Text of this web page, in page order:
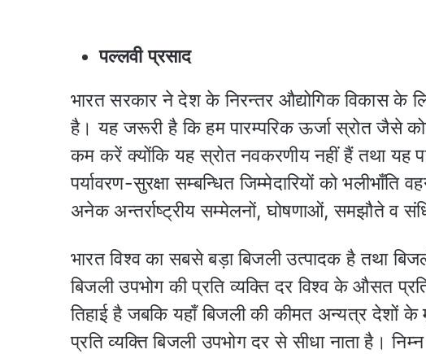
पल्लवी प्रसाद
भारत सरकार ने देश के निरन्तर औद्योगिक विकास के
है। यह जरूरी है कि हम पारम्परिक ऊर्जा स्रोत जैसे
कम करें क्योंकि यह स्रोत नवकरणीय नहीं हैं तथा यह
पर्यावरण-सुरक्षा सम्बन्धित जिम्मेदारियों को
अनेक अन्तर्राष्ट्रीय सम्मेलनों, घोषणाओं, समझौते व
भारत विश्व का सबसे बड़ा बिजली उत्पादक है तथा
बिजली उपभोग की प्रति व्यक्ति दर विश्व के औसत
तिहाई है जबकि यहाँ बिजली की कीमत अन्यत्र देशों
प्रति व्यक्ति बिजली उपभोग दर से सीधा नाता है।